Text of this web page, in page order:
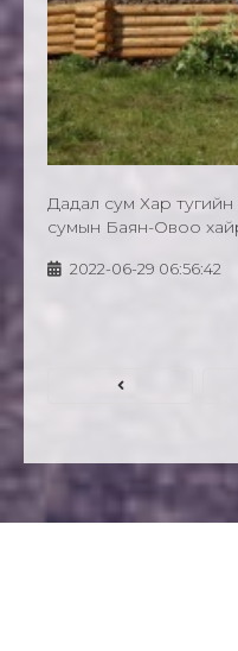
Дадал сум Хар
сумын Баян-Овоо
2022-06-29 06:56:42